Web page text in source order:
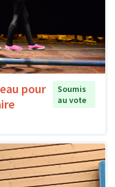
pour
Soumis
au vote